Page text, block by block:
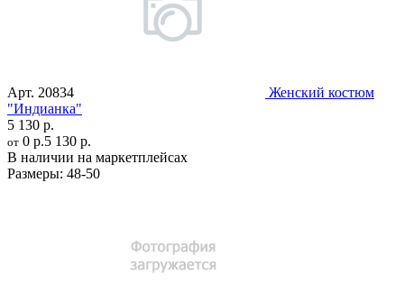
Арт. 20834
Женский костюм
"Индианка"
5 130 р.
от 0 р.5 130 р.
В наличии на маркетплейсах
Размеры: 48-50